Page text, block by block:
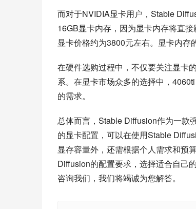
而对于NVIDIA显卡用户，Stable
16GB显卡内存，因为显卡内存将直
显卡价格约为3800元左右。显卡内存
在硬件选购过程中，不仅要关注显卡
系。在显卡市场众多的选择中，
的需求。
总体而言，Stable Diffusion作为一款
的显卡配置，可以在使用Stable
显存容量外，还需根据个人需求和预
Diffusion的配置要求，选择适合自己
咨询我们，我们将竭诚为您解答。